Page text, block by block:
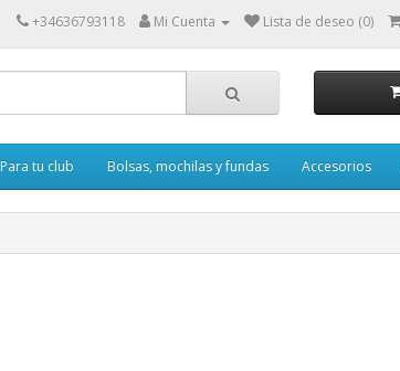
+34636793118 Mi Cuenta Lista de deseo (0)
Para tu club Bolsas, mochilas y fundas Accesorios